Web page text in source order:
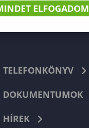
TELEFONKÖNYV
DOKUMENTUMOK
HÍREK
ELFOGADOM